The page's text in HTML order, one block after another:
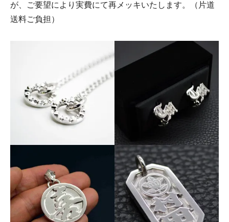
が、ご要望により実費にて再メッキいたします。（片道
送料ご負担）